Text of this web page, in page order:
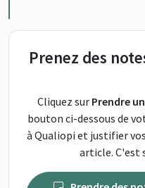
Prenez des
Cliquez sur Prendre
bouton ci-dessous de
à Qualiopi et justifier
article. C'est